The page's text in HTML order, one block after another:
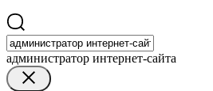
администратор интернет-сайта